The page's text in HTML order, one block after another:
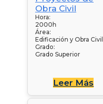
Hora:
2000h
Área:
Edificación y Obra Civil
Grado:
Grado Superior
Leer Más